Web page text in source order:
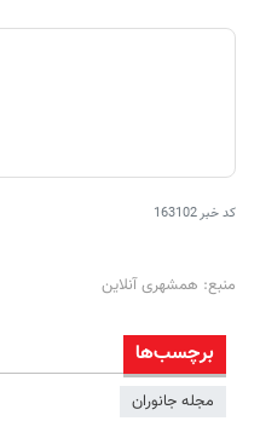
کد خبر163102
منبع: همشهری آنلاین
برچسب‌ها
مجله جانوران